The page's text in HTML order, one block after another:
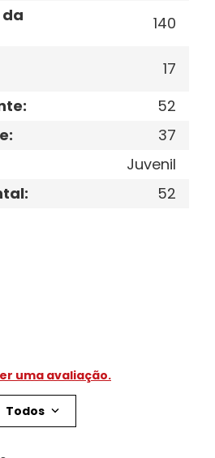
140
17
:
52
:
37
Juvenil
: 52
uma avaliação.
Todos